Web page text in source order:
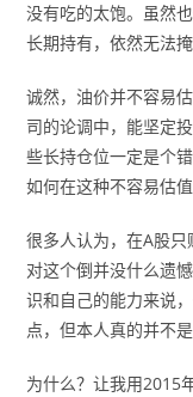
没有吃的太饱。虽然
长期持有，依然无法掩
诚然，油价并不容易
司的论调中，能坚定
些长持仓位一定是个
如何在这种不容易估
很多人认为，在A股
对这个倒并没什么遗
识和自己的能力来说
点，但本人真的并不是
为什么？让我用2015